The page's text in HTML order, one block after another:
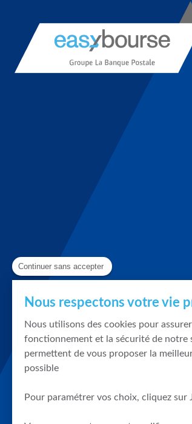
Continuer sans accepter
Nous respectons votre vie
Nous utilisons des cookies pour
fonctionnement et la sécurité de notre
permettent de vous proposer la
possible
Pour paramétrer vos choix, cliquez sur